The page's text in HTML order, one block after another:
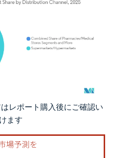
CC BY 4.0の表示が必要です。
レポート購入後にご確認い
ます